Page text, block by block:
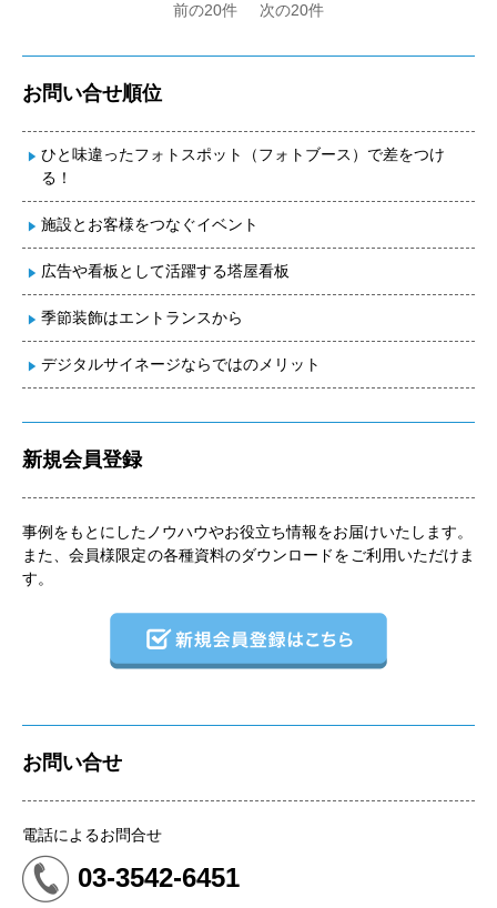
前の20件 次の20件
お問い合せ順位
ひと味違ったフォトスポット（フォトブース）で差をつけ
る！
施設とお客様をつなぐイベント
広告や看板として活躍する塔屋看板
季節装飾はエントランスから
デジタルサイネージならではのメリット
新規会員登録
事例をもとにしたノウハウやお役立ち情報をお届けいたします。
また、会員様限定の各種資料のダウンロードをご利用いただけま
す。
お問い合せ
電話によるお問合せ
03-3542-6451